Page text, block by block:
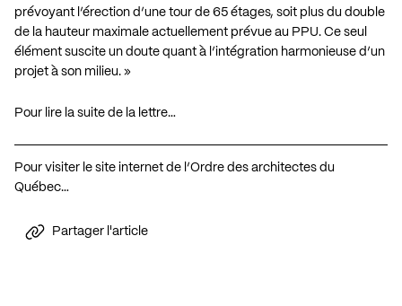
prévoyant l’érection d’une tour de 65 étages, soit plus du double
de la hauteur maximale actuellement prévue au PPU. Ce seul
élément suscite un doute quant à l’intégration harmonieuse d’un
projet à son milieu. »
Pour lire la suite de la lettre…
Pour visiter le site internet de l’Ordre des architectes du
Québec…
Partager l'article